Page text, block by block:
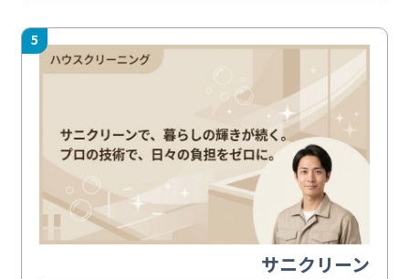
5
サニクリーン